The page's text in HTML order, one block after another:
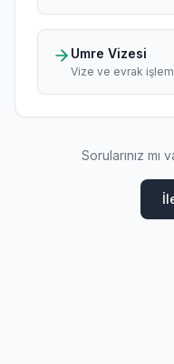
Umre Vizesi
Vize ve evrak
Sorularınız mı